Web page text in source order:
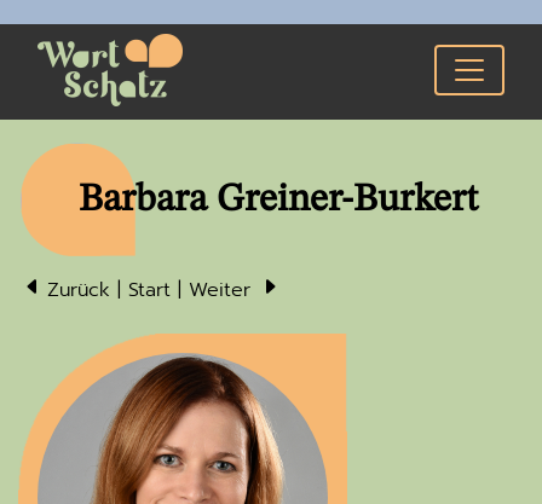
Barbara Grei­ner-Bur­kert
Zurück | Start | Weiter